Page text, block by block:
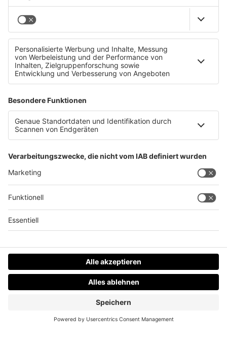
© © KUKA
KUKA CEE GmbH
Gewerbeallee 12
4221 Steyregg
Datenschutz